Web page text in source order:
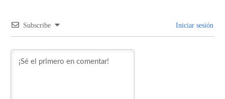
Subscribe Iniciar sesión